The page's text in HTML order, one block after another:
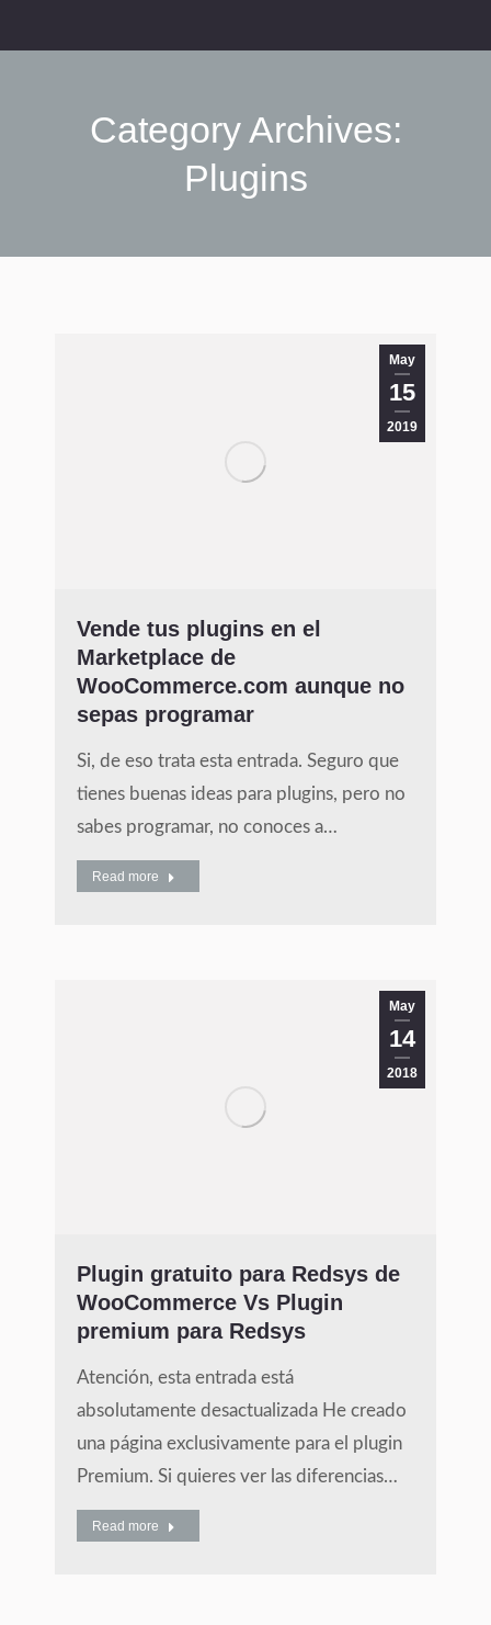
Category Archives:
Plugins
May
15
2019
Vende tus plugins en el
Marketplace de
WooCommerce.com aunque no
sepas programar
Si, de eso trata esta entrada. Seguro que
tienes buenas ideas para plugins, pero no
sabes programar, no conoces a…
Read more
May
14
2018
Plugin gratuito para Redsys de
WooCommerce Vs Plugin
premium para Redsys
Atención, esta entrada está
absolutamente desactualizada He creado
una página exclusivamente para el plugin
Premium. Si quieres ver las diferencias…
Read more